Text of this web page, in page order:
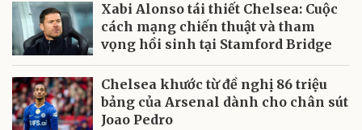
Xabi Alonso tái thiết Chelsea: Cuộc
cách mạng chiến thuật và tham
vọng hồi sinh tại Stamford Bridge
Chelsea khước từ đề nghị 86 triệu
bảng của Arsenal dành cho chân sút
Joao Pedro